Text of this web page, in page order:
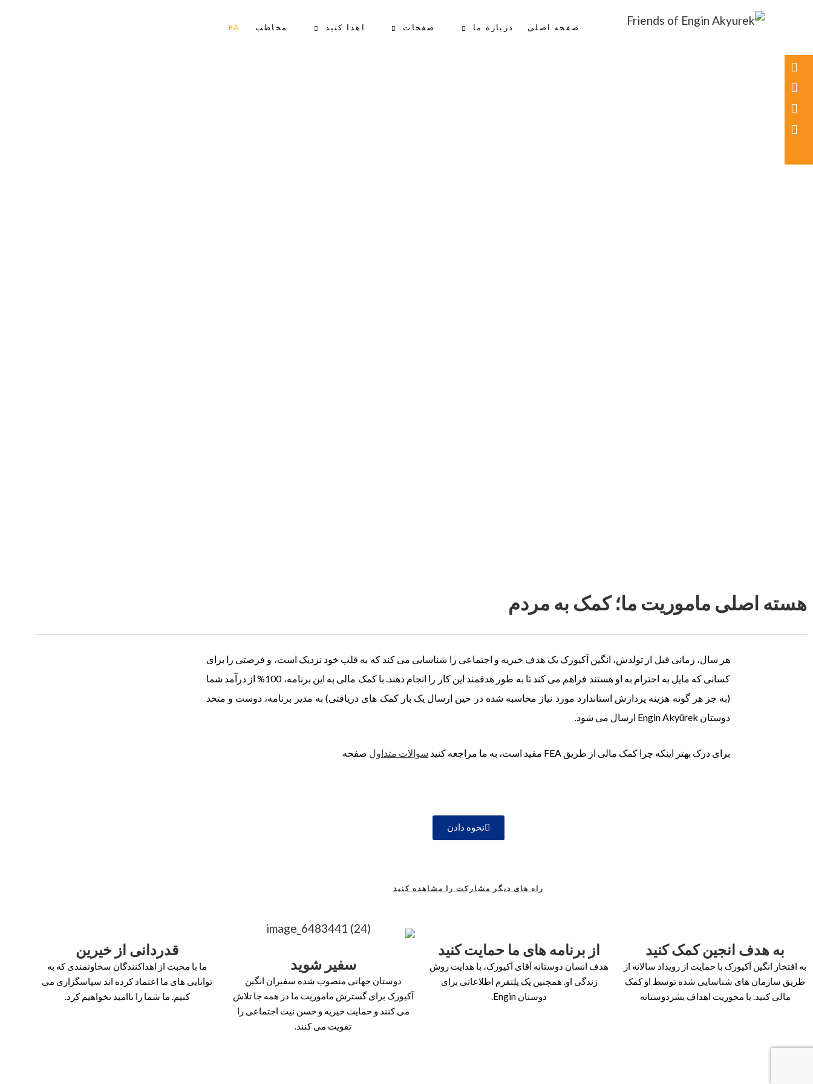
صفحه اصلی درباره ما صفحات اهدا کنید مخاطب FA
هسته اصلی ماموریت ما؛ کمک به مردم
هر سال، زمانی قبل از تولدش، انگین آکیورک یک هدف خیریه و اجتماعی را شناسایی می کند که به قلب خود نزدیک است، و فرصتی را برای
کسانی که مایل به احترام به او هستند فراهم می کند تا به طور هدفمند این کار را انجام دهند. با کمک مالی به این برنامه، 100% از درآمد شما
(به جز هر گونه هزینه پردازش استاندارد مورد نیاز محاسبه شده در حین ارسال یک بار کمک های دریافتی) به مدیر برنامه، دوست و متحد
دوستان Engin Akyürek ارسال می شود.
برای درک بهتر اینکه چرا کمک مالی از طریق FEA مفید است، به ما مراجعه کنید سوالات متداول صفحه
نحوه دادن
راه های دیگر مشارکت را مشاهده کنید
به هدف انجین کمک کنید
به افتخار انگین آکیورک با حمایت از رویداد سالانه از
طریق سازمان های شناسایی شده توسط او کمک
مالی کنید. با محوریت اهداف بشردوستانه
از برنامه های ما حمایت کنید
هدف انسان دوستانه آقای آکیورک، با هدایت روش
زندگی او. همچنین یک پلتفرم اطلاعاتی برای
دوستان Engin.
سفیر شوید
دوستان جهانی منصوب شده سفیران انگین
آکیورک برای گسترش ماموریت ما در همه جا تلاش
می کنند و حمایت خیریه و حسن نیت اجتماعی را
تقویت می کنند.
قدردانی از خیرین
ما با محبت از اهداکنندگان سخاوتمندی که به
توانایی های ما اعتماد کرده اند سپاسگزاری می
کنیم. ما شما را ناامید نخواهیم کرد.